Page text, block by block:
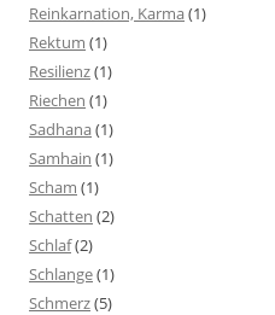
Reinkarnation, Karma(1)
Rektum (1)
Resilienz(1)
Riechen (1)
Sadhana(1)
Samhain (1)
Scham (1)
Schatten (2)
Schlaf(2)
Schlange(1)
Schmerz(5)